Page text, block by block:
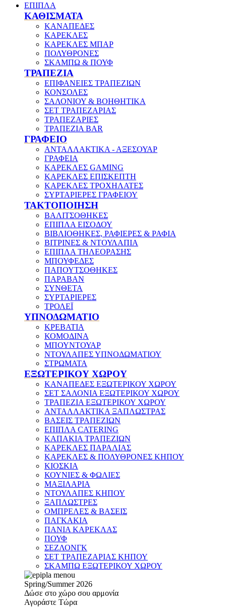
ΕΠΙΠΛΑ
ΚΑΘΙΣΜΑΤΑ
ΚΑΝΑΠΕΔΕΣ
ΚΑΡΕΚΛΕΣ
ΚΑΡΕΚΛΕΣ ΜΠΑΡ
ΠΟΛΥΘΡΟΝΕΣ
ΣΚΑΜΠΩ & ΠΟΥΦ
ΤΡΑΠΕΖΙΑ
ΕΠΙΦΑΝΕΙΕΣ ΤΡΑΠΕΖΙΩΝ
ΚΟΝΣΟΛΕΣ
ΣΑΛΟΝΙΟΥ & ΒΟΗΘΗΤΙΚΑ
ΣΕΤ ΤΡΑΠΕΖΑΡΙΑΣ
ΤΡΑΠΕΖΑΡΙΕΣ
ΤΡΑΠΕΖΙΑ BAR
ΓΡΑΦΕΙΟ
ΑΝΤΑΛΛΑΚΤΙΚΑ - ΑΞΕΣΟΥΑΡ
ΓΡΑΦΕΙΑ
ΚΑΡΕΚΛΕΣ GAMING
ΚΑΡΕΚΛΕΣ ΕΠΙΣΚΕΠΤΗ
ΚΑΡΕΚΛΕΣ ΤΡΟΧΗΛΑΤΕΣ
ΣΥΡΤΑΡΙΕΡΕΣ ΓΡΑΦΕΙΟΥ
ΤΑΚΤΟΠΟΙΗΣΗ
ΒΑΛΙΤΣΟΘΗΚΕΣ
ΕΠΙΠΛΑ ΕΙΣΟΔΟΥ
ΒΙΒΛΙΟΘΗΚΕΣ, ΡΑΦΙΕΡΕΣ & ΡΑΦΙΑ
ΒΙΤΡΙΝΕΣ & ΝΤΟΥΛΑΠΙΑ
ΕΠΙΠΛΑ ΤΗΛΕΟΡΑΣΗΣ
ΜΠΟΥΦΕΔΕΣ
ΠΑΠΟΥΤΣΟΘΗΚΕΣ
ΠΑΡΑΒΑΝ
ΣΥΝΘΕΤΑ
ΣΥΡΤΑΡΙΕΡΕΣ
ΤΡΟΛΕΪ
ΥΠΝΟΔΩΜΑΤΙΟ
ΚΡΕΒΑΤΙΑ
ΚΟΜΟΔΙΝΑ
ΜΠΟΥΝΤΟΥΑΡ
ΝΤΟΥΛΑΠΕΣ ΥΠΝΟΔΩΜΑΤΙΟΥ
ΣΤΡΩΜΑΤΑ
ΕΞΩΤΕΡΙΚΟΥ ΧΩΡΟΥ
ΚΑΝΑΠΕΔΕΣ ΕΞΩΤΕΡΙΚΟΥ ΧΩΡΟΥ
ΣΕΤ ΣΑΛΟΝΙΑ ΕΞΩΤΕΡΙΚΟΥ ΧΩΡΟΥ
ΤΡΑΠΕΖΙΑ ΕΞΩΤΕΡΙΚΟΥ ΧΩΡΟΥ
ΑΝΤΑΛΛΑΚΤΙΚΑ ΞΑΠΛΩΣΤΡΑΣ
ΒΑΣΕΙΣ ΤΡΑΠΕΖΙΩΝ
ΕΠΙΠΛΑ CATERING
ΚΑΠΑΚΙΑ ΤΡΑΠΕΖΙΩΝ
ΚΑΡΕΚΛΕΣ ΠΑΡΑΛΙΑΣ
ΚΑΡΕΚΛΕΣ & ΠΟΛΥΘΡΟΝΕΣ ΚΗΠΟΥ
ΚΙΟΣΚΙΑ
ΚΟΥΝΙΕΣ & ΦΩΛΙΕΣ
ΜΑΞΙΛΑΡΙΑ
ΝΤΟΥΛΑΠΕΣ ΚΗΠΟΥ
ΞΑΠΛΩΣΤΡΕΣ
ΟΜΠΡΕΛΕΣ & ΒΑΣΕΙΣ
ΠΑΓΚΑΚΙΑ
ΠΑΝΙΑ ΚΑΡΕΚΛΑΣ
ΠΟΥΦ
ΣΕΖΛΟΝΓΚ
ΣΕΤ ΤΡΑΠΕΖΑΡΙΑΣ ΚΗΠΟΥ
ΣΚΑΜΠΩ ΕΞΩΤΕΡΙΚΟΥ ΧΩΡΟΥ
Spring/Summer 2026
Δώσε στο χώρο σου αρμονία
Αγοράστε Τώρα